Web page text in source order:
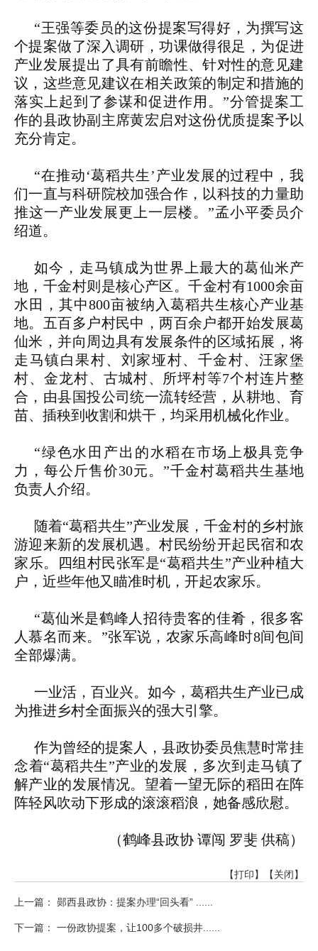
“王强等委员的这份提案写得好，为撰写这
个提案做了深入调研，功课做得很足，为促进
产业发展提出了具有前瞻性、针对性的意见建
议，这些意见建议在相关政策的制定和措施的
落实上起到了参谋和促进作用。”分管提案工
作的县政协副主席黄宏启对这份优质提案予以
充分肯定。
“在推动‘葛稻共生’产业发展的过程中，我
们一直与科研院校加强合作，以科技的力量助
推这一产业发展更上一层楼。”孟小平委员介
绍道。
如今，走马镇成为世界上最大的葛仙米产
地，千金村则是核心产区。千金村有1000余亩
水田，其中800亩被纳入葛稻共生核心产业基
地。五百多户村民中，两百余户都开始发展葛
仙米，并向周边具有发展条件的区域拓展，将
走马镇白果村、刘家垭村、千金村、汪家堡
村、金龙村、古城村、所坪村等7个村连片整
合，由县国投公司统一流转经营，从耕地、育
苗、插秧到收割和烘干，均采用机械化作业。
“绿色水田产出的水稻在市场上极具竞争
力，每公斤售价30元。”千金村葛稻共生基地
负责人介绍。
随着“葛稻共生”产业发展，千金村的乡村旅
游迎来新的发展机遇。村民纷纷开起民宿和农
家乐。四组村民张军是“葛稻共生”产业种植大
户，近些年他又瞄准时机，开起农家乐。
“葛仙米是鹤峰人招待贵客的佳肴，很多客
人慕名而来。”张军说，农家乐高峰时8间包间
全部爆满。
一业活，百业兴。如今，葛稻共生产业已成
为推进乡村全面振兴的强大引擎。
作为曾经的提案人，县政协委员焦慧时常挂
念着“葛稻共生”产业的发展，多次到走马镇了
解产业的发展情况。望着一望无际的稻田在阵
阵轻风吹动下形成的滚滚稻浪，她备感欣慰。
（鹤峰县政协 谭闯 罗斐 供稿）
【打印】 【关闭】
上一篇： 郧西县政协：提案办理“回头看” ......
下一篇： 一份政协提案，让100多个破损井......